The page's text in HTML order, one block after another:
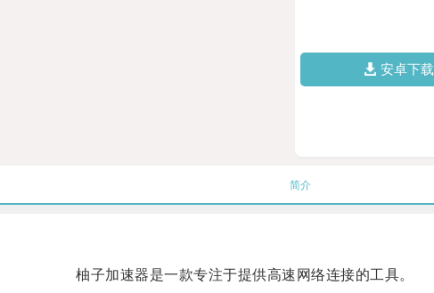
安卓下载
简介
柚子加速器是一款专注于提供高速网络连接的工具。